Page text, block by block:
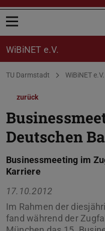
Menü öffnen
WiBiNET e.V.
Sie befinden sich hier:
TU Darmstadt WiBiNET e.V.
zurück
Deutschen
Businessmeeting im
Karriere
17.10.2012
Im Rahmen der
fand während der